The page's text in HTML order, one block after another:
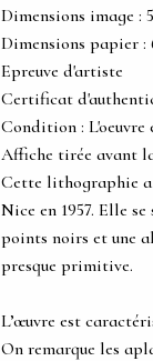
Dimensions image :
Dimensions papier :
Epreuve d'artiste
Certificat
Condition : L'oeuvre
Affiche tirée avant
Cette lithographie a
Nice en 1957. Elle
points noirs et une
presque primitive.
L’œuvre est
On remarque les